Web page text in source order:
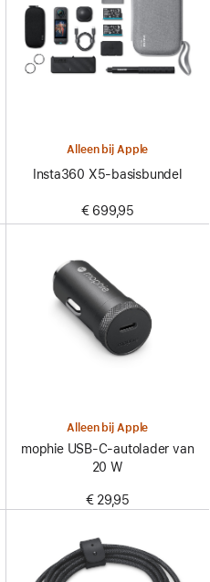
Alleen bij Apple
Insta360 X5-basisbundel
€ 699,95
Alleen bij Apple
mophie USB‑C-autolader van
20 W
€ 29,95